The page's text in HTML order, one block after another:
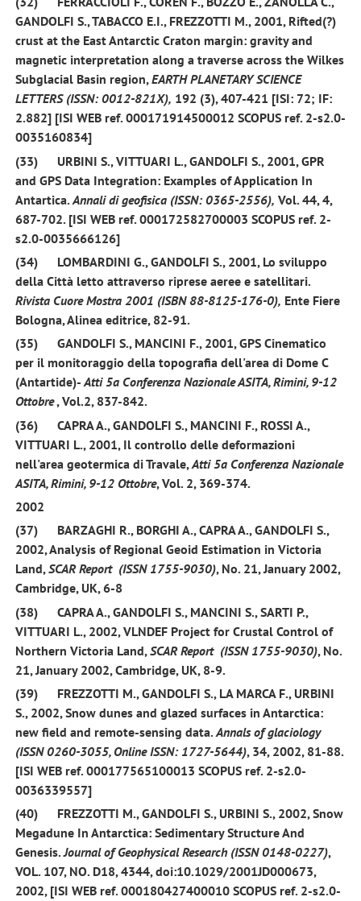
GANDOLFI S.,TABACCO E.I., FREZZOTTI M., 2001,Rifted(?)
crust at the East Antarctic Craton margin: gravity and
magnetic interpretation along a traverse across the Wilkes
Subglacial Basin region,EARTH PLANETARY SCIENCE
LETTERS (ISSN: 0012-821X), 192 (3), 407-421 [ISI: 72; IF:
2.882] [ISI WEB ref. 000171914500012 SCOPUS ref. 2-s2.0-
0035160834]
(33)
URBINI S., VITTUARI L., GANDOLFI S., 2001,GPR
and GPS Data Integration: Examples of Application In
Antartica. Annali di geofisica (ISSN: 0365-2556), Vol. 44, 4,
687-702. [ISI WEB ref. 000172582700003 SCOPUS ref. 2-
s2.0-0035666126]
(34)
LOMBARDINI G.,GANDOLFI S., 2001,Lo sviluppo
della Città letto attraverso riprese aeree e satellitari.
Rivista Cuore Mostra 2001 (ISBN 88-8125-176-0), Ente Fiere
Bologna, Alinea editrice, 82-91.
(35)
GANDOLFI S.,MANCINI F., 2001, GPS Cinematico
per il monitoraggio della topografia dell'area di Dome C
(Antartide)-Atti 5a Conferenza Nazionale ASITA, Rimini, 9-12
Ottobre, Vol.2, 837-842.
(36)
CAPRA A., GANDOLFI S.,MANCINI F., ROSSI A.,
VITTUARI L., 2001, Il controllo delle deformazioni
nell'area geotermica di Travale, Atti 5a Conferenza Nazionale
ASITA, Rimini, 9-12 Ottobre, Vol. 2, 369-374.
2002
(37)
BARZAGHI R., BORGHI A., CAPRA A.,GANDOLFI S.,
2002, Analysis of Regional Geoid Estimation in Victoria
Land,SCAR Report (ISSN 1755-9030), No. 21, January 2002,
Cambridge, UK, 6-8
(38)
CAPRA A., GANDOLFI S., MANCINI S., SARTI P.,
VITTUARI L., 2002,VLNDEF Project for Crustal Control of
Northern Victoria Land, SCAR Report (ISSN 1755-9030), No.
21, January 2002, Cambridge, UK, 8-9.
(39)
FREZZOTTI M.,GANDOLFI S., LA MARCA F., URBINI
S., 2002, Snow dunes and glazed surfaces in Antarctica:
new field and remote-sensing data.Annals of glaciology
(ISSN 0260-3055, Online ISSN: 1727-5644), 34, 2002, 81-88.
[ISI WEB ref. 000177565100013 SCOPUS ref. 2-s2.0-
0036339557]
(40)
FREZZOTTI M.,GANDOLFI S., URBINI S., 2002,Snow
Megadune In Antarctica: Sedimentary Structure And
Genesis.Journal of Geophysical Research (ISSN 0148-0227),
VOL. 107, NO. D18, 4344, doi:10.1029/2001JD000673,
2002, [ISI WEB ref. 000180427400010 SCOPUS ref. 2-s2.0-